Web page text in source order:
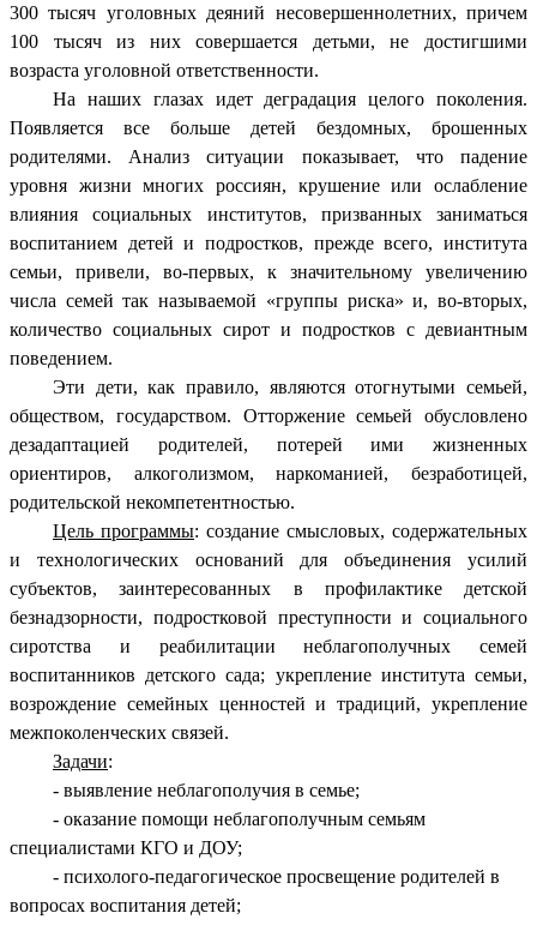
300 тысяч уголовных деяний несовершеннолетних, причем
100 тысяч из них совершается детьми, не достигшими
возраста уголовной ответственности.
На наших глазах идет деградация целого поколения.
Появляется все больше детей бездомных, брошенных
родителями. Анализ ситуации показывает, что падение
уровня жизни многих россиян, крушение или ослабление
влияния социальных институтов, призванных заниматься
воспитанием детей и подростков, прежде всего, института
семьи, привели, во-первых, к значительному увеличению
числа семей так называемой «группы риска» и, во-вторых,
количество социальных сирот и подростков с девиантным
поведением.
Эти дети, как правило, являются отогнутыми семьей,
обществом, государством. Отторжение семьей обусловлено
дезадаптацией родителей, потерей ими жизненных
ориентиров, алкоголизмом, наркоманией, безработицей,
родительской некомпетентностью.
Цель программы: создание смысловых, содержательных
и технологических оснований для объединения усилий
субъектов, заинтересованных в профилактике детской
безнадзорности, подростковой преступности и социального
сиротства и реабилитации неблагополучных семей
воспитанников детского сада; укрепление института семьи,
возрождение семейных ценностей и традиций, укрепление
межпоколенческих связей.
Задачи:
- выявление неблагополучия в семье;
- оказание помощи неблагополучным семьям
специалистами КГО и ДОУ;
- психолого-педагогическое просвещение родителей в
вопросах воспитания детей;